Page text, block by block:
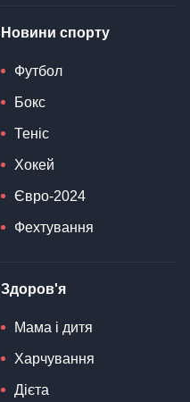
Новини спорту
Футбол
Бокс
Теніс
Хокей
Євро-2024
Фехтування
Здоров'я
Мама і дитя
Харчування
Дієта